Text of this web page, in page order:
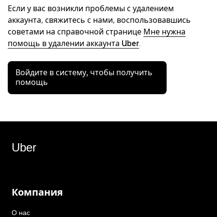
Если у вас возникли проблемы с удалением
аккаунта, свяжитесь с нами, воспользовавшись
советами на справочной странице Мне нужна
помощь в удалении аккаунта Uber.
Войдите в систему, чтобы получить
помощь
Uber
Компания
О нас